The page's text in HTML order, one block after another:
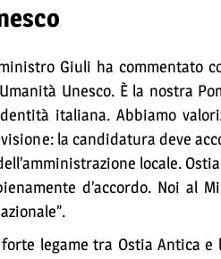
Giuli ha commentato
Unesco. È la nostra
italiana. Abbiamo
la candidatura deve
locale.
d’accordo. Noi al
legame tra Ostia Antica